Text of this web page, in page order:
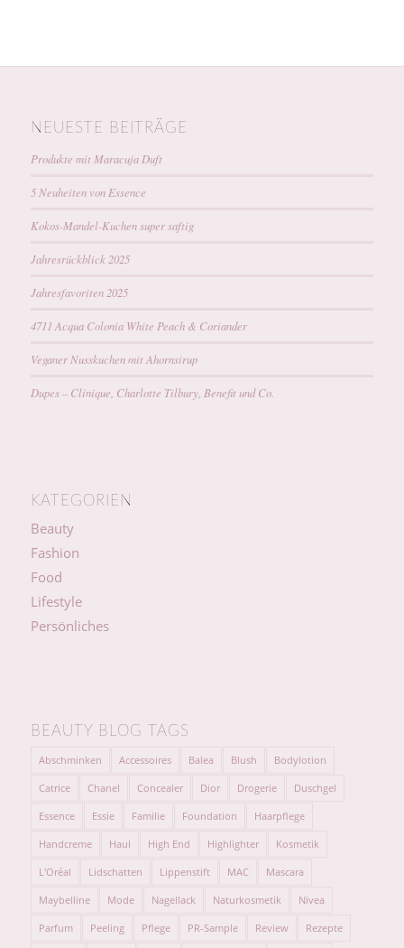
NEUESTE BEITRÄGE
Produkte mit Maracuja Duft
5 Neuheiten von Essence
Kokos-Mandel-Kuchen super saftig
Jahresrückblick 2025
Jahresfavoriten 2025
4711 Acqua Colonia White Peach & Coriander
Veganer Nusskuchen mit Ahornsirup
Dupes – Clinique, Charlotte Tilbury, Benefit und Co.
KATEGORIEN
Beauty
Fashion
Food
Lifestyle
Persönliches
BEAUTY BLOG TAGS
Abschminken Accessoires Balea Blush Bodylotion
Catrice Chanel Concealer Dior Drogerie Duschgel
Essence Essie Familie Foundation Haarpflege
Handcreme Haul High End Highlighter Kosmetik
L'Oréal Lidschatten Lippenstift MAC Mascara
Maybelline Mode Nagellack Naturkosmetik Nivea
Parfum Peeling Pflege PR-Sample Review Rezepte